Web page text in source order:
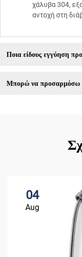
χάλυβα 304,
αντοχή στη
Ποια είδους εγγύηση
Μπορώ να προσαρμόσω
04
Aug